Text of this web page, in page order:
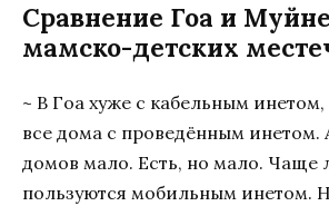
Сравнение Гоа и
мамско-детских
~ В Гоа хуже с кабельным
все дома с проведённым инетом.
домов мало. Есть, но мало. Чаще
пользуются мобильным инетом.